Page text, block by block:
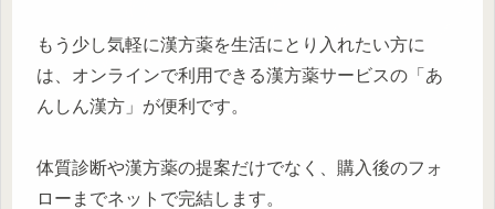
もう少し気軽に漢方薬を生活にとり入れたい方に
は、オンラインで利用できる漢方薬サービスの「あ
んしん漢方」が便利です。
体質診断や漢方薬の提案だけでなく、購入後のフォ
ローまでネットで完結します。